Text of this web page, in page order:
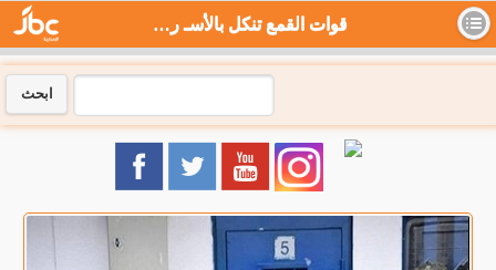
قوات القمع تنكل بالأسـ رى بسجن النقب وتعزل 18 أسيرا - جي بي سي نيوز
ابحث